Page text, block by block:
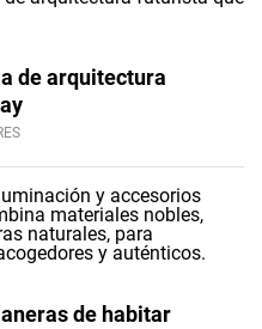
de arquitectura
de habitar